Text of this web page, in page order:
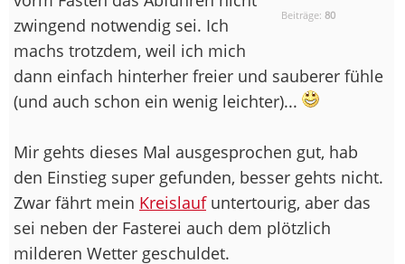
Beiträge:80
zwingend notwendig sei. Ich
machs trotzdem, weil ich mich
dann einfach hinterher freier und sauberer fühle
(und auch schon ein wenig leichter)...
Mir gehts dieses Mal ausgesprochen gut, hab
den Einstieg super gefunden, besser gehts nicht.
Zwar fährt mein Kreislaufuntertourig, aber das
sei neben der Fasterei auch dem plötzlich
milderen Wetter geschuldet.